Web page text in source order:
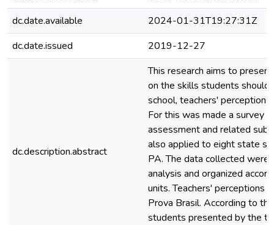
dc.date.available
2024-01-31T19:27:31Z
dc.date.issued
2019-12-27
dc.description.abstract
This research aims to
on the skills students should
school, teachers'
For this was made a survey
assessment and related
also applied to eight state
PA. The data collected
analysis and organized
units. Teachers' perceptions
Prova Brasil. According to
students presented by the